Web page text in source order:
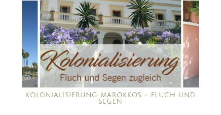
KOLONIALISIERUNG MAROKKOS – FLUCH UND
SEGEN